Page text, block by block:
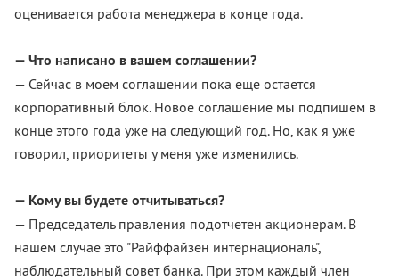
оценивается работа менеджера в конце года.
— Что написано в вашем соглашении?
— Сейчас в моем соглашении пока еще остается
корпоративный блок. Новое соглашение мы подпишем в
конце этого года уже на следующий год. Но, как я уже
говорил, приоритеты у меня уже изменились.
— Кому вы будете отчитываться?
— Председатель правления подотчетен акционерам. В
нашем случае это "Райффайзен интернациональ",
наблюдательный совет банка. При этом каждый член